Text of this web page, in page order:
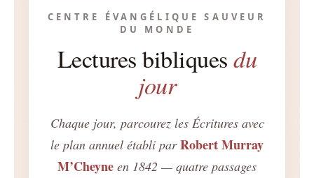
CENTRE ÉVANGÉLIQUE SAUVEUR
DU MONDE
Lectures bibliquesdu
jour
Chaque jour, parcourez les Écritures avec
le plan annuel établi parRobert Murray
M’Cheyne en 1842 — quatre passages